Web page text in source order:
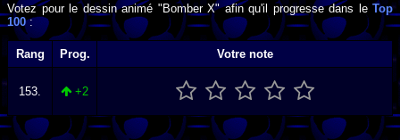
Votez pour le dessin animé "Bomber X" afin qu'il progresse dans le Top
100:
Rang Prog. Votre note
153. +2